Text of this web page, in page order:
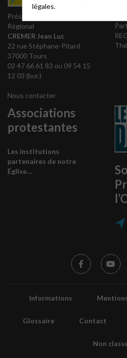
Président du Conseil
Régional
CREMER Jean Luc
22 rue Stéphane-Pitard
37000 Tours
02 47 66 61 83 ou 09 54 15
12 03 (bur.)
Nous contacter
Associations
protestantes
Les institutions
partenaires de notre
Église…
Informations
Glossaire Contact
Non
légales.